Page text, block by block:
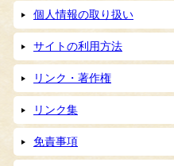
個人情報の取り扱い
サイトの利用方法
リンク・著作権
リンク集
免責事項